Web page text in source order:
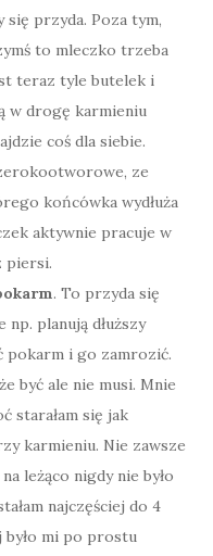
przyda. Poza tym,
to mleczko trzeba
teraz tyle butelek i
w drogę karmieniu
coś dla siebie.
ze
końcówka wydłuża
aktywnie pracuje w
piersi.
. To przyda się
planują dłuższy
pokarm i go zamrozić.
być ale nie musi. Mnie
starałam się jak
karmieniu. Nie zawsze
leżąco nigdy nie było
najczęściej do 4
było mi po prostu